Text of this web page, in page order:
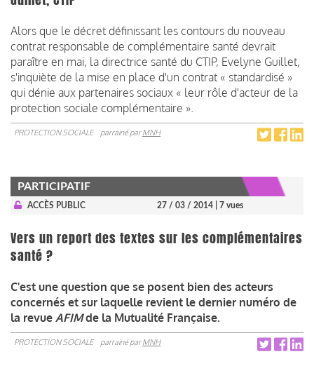
Alors que le décret définissant les contours du nouveau
contrat responsable de complémentaire santé devrait
paraître en mai, la directrice santé du CTIP, Evelyne Guillet,
s'inquiète de la mise en place d'un contrat « standardisé »
qui dénie aux partenaires sociaux « leur rôle d'acteur de la
protection sociale complémentaire ».
PROTECTION SOCIALE parrainé parMNH
PARTICIPATIF
ACCÈS PUBLIC 27 / 03 / 2014 | 7 vues
Vers un report des textes sur les complémentaires
santé ?
C'est une question que se posent bien des acteurs
concernés et sur laquelle revient le dernier numéro de
la revue AFIMde la Mutualité Française.
PROTECTION SOCIALE parrainé parMNH